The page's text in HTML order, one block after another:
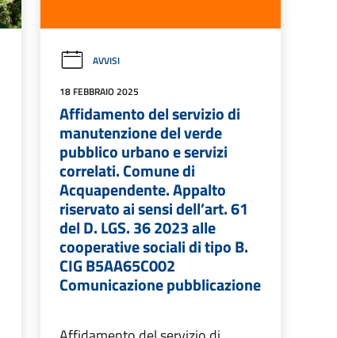
AVVISI
18 FEBBRAIO 2025
Affidamento del servizio di
manutenzione del verde
pubblico urbano e servizi
correlati. Comune di
Acquapendente. Appalto
riservato ai sensi dell’art. 61
del D. LGS. 36 2023 alle
cooperative sociali di tipo B.
CIG B5AA65C002
Comunicazione pubblicazione